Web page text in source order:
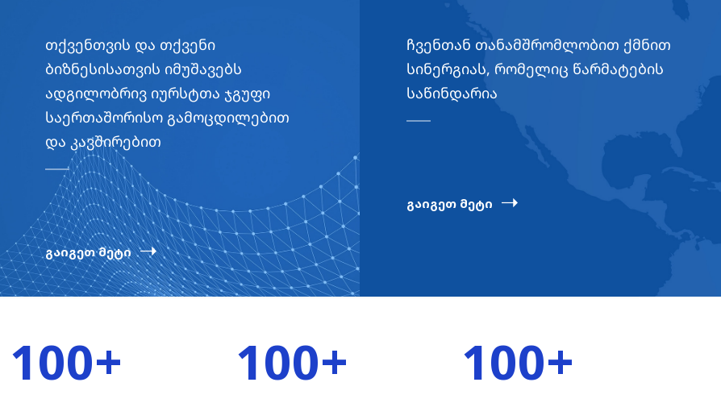
თქვენთვის და თქვენი
ბიზნესისათვის იმუშავებს
ადგილობრივ იურსტთა ჯგუფი
საერთაშორისო გამოცდილებით
და კავშირებით
გაიგეთ მეტი
ჩვენთან თანამშრომლობით ქმნით
სინერგიას, რომელიც წარმატების
საწინდარია
გაიგეთ მეტი
100+ 100+ 100+